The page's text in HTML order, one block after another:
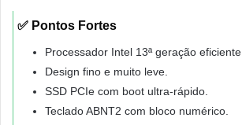
✅ Pontos Fortes
Processador Intel 13ª geração eficiente.
Design fino e muito leve.
SSD PCIe com boot ultra-rápido.
Teclado ABNT2 com bloco numérico.